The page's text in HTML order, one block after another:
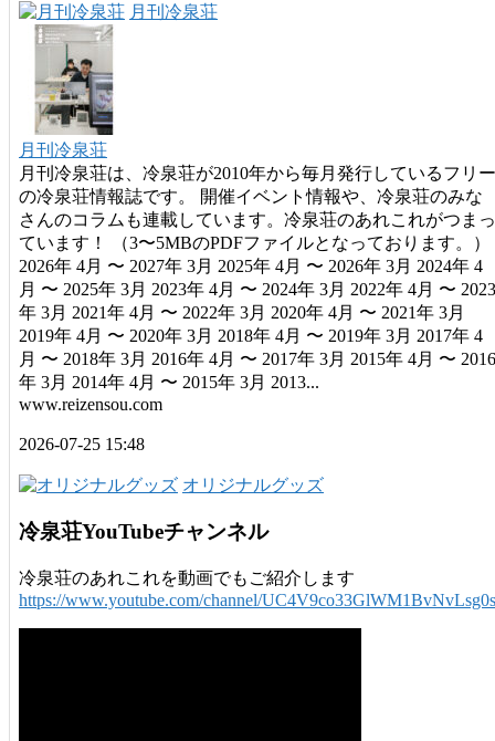
月刊冷泉荘
月刊冷泉荘
月刊冷泉荘は、冷泉荘が2010年から毎月発行しているフリー
の冷泉荘情報誌です。 開催イベント情報や、冷泉荘のみな
さんのコラムも連載しています。冷泉荘のあれこれがつまっ
ています！ （3〜5MBのPDFファイルとなっております。）
2026年 4月 〜 2027年 3月 2025年 4月 〜 2026年 3月 2024年 4
月 〜 2025年 3月 2023年 4月 〜 2024年 3月 2022年 4月 〜 2023
年 3月 2021年 4月 〜 2022年 3月 2020年 4月 〜 2021年 3月
2019年 4月 〜 2020年 3月 2018年 4月 〜 2019年 3月 2017年 4
月 〜 2018年 3月 2016年 4月 〜 2017年 3月 2015年 4月 〜 2016
年 3月 2014年 4月 〜 2015年 3月 2013...
www.reizensou.com
2026-07-25 15:48
オリジナルグッズ
冷泉荘YouTubeチャンネル
冷泉荘のあれこれを動画でもご紹介します
https://www.youtube.com/channel/